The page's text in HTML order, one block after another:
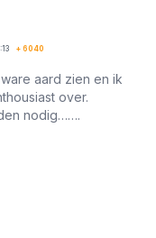
+ 6040
aard zien en ik
over.
nodig…….